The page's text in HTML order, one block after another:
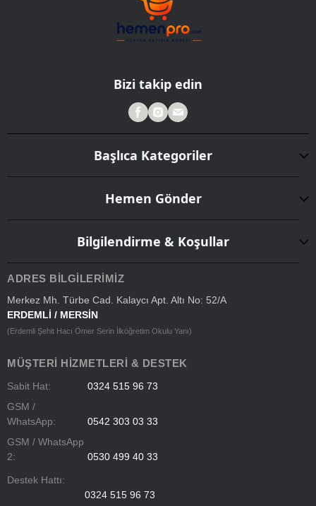
Bizi takip edin
Başlıca Kategoriler
Hemen Gönder
Bilgilendirme & Koşullar
ADRES BILGILERIMIZ
Merkez Mh. Türbe Cad. Kalaycı Apt. Altı No: 52/A
ERDEMLİ / MERSİN
(Erdemli Şehit Hacı Ömer Serin İlköğretim Okulu Yanı)
MÜŞTERI HIZMETLERI & DESTEK
Sabit Hat:
0324 515 96 73
GSM /
WhatsApp:
0542 303 03 33
GSM / WhatsApp
2:
0530 499 40 33
Destek Hattı:
0324 515 96 73